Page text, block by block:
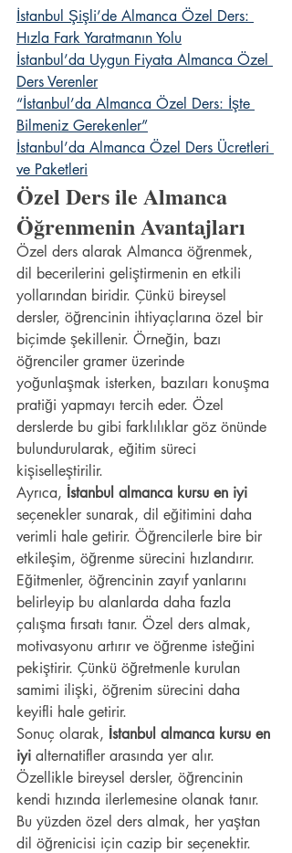
İstanbul Şişli’de Almanca Özel Ders:
Hızla Fark Yaratmanın Yolu
İstanbul’da Uygun Fiyata Almanca Özel
Ders Verenler
“İstanbul’da Almanca Özel Ders: İşte
Bilmeniz Gerekenler”
İstanbul’da Almanca Özel Ders Ücretleri
ve Paketleri
Özel Ders ile Almanca
Öğrenmenin Avantajları
Özel ders alarak Almanca öğrenmek,
dil becerilerini geliştirmenin en etkili
yollarından biridir. Çünkü bireysel
dersler, öğrencinin ihtiyaçlarına özel bir
biçimde şekillenir. Örneğin, bazı
öğrenciler gramer üzerinde
yoğunlaşmak isterken, bazıları konuşma
pratiği yapmayı tercih eder. Özel
derslerde bu gibi farklılıklar göz önünde
bulundurularak, eğitim süreci
kişiselleştirilir.
Ayrıca, İstanbul almanca kursu en iyi
seçenekler sunarak, dil eğitimini daha
verimli hale getirir. Öğrencilerle bire bir
etkileşim, öğrenme sürecini hızlandırır.
Eğitmenler, öğrencinin zayıf yanlarını
belirleyip bu alanlarda daha fazla
çalışma fırsatı tanır. Özel ders almak,
motivasyonu artırır ve öğrenme isteğini
pekiştirir. Çünkü öğretmenle kurulan
samimi ilişki, öğrenim sürecini daha
keyifli hale getirir.
Sonuç olarak, İstanbul almanca kursu en
iyi alternatifler arasında yer alır.
Özellikle bireysel dersler, öğrencinin
kendi hızında ilerlemesine olanak tanır.
Bu yüzden özel ders almak, her yaştan
dil öğrenicisi için cazip bir seçenektir.